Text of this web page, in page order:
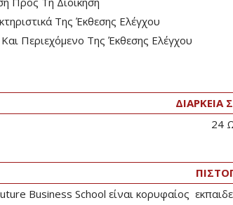
Της Έκθεσης Ελέγχου
Περιεχόμενο Της Έκθεσης Ελέγχου
ΔΙΑΡΚΕΙΑ
24
Business School είναι κορυφαίος